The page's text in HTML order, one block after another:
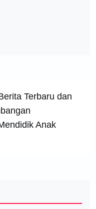
Terbaru dan
Anak